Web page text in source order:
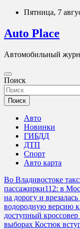
Перейти
содержимому
Пятница, 7
Auto Place
Автомобильный
Поиск
Поиск
Авто
Новинки
ГИБДД
ДТП
Спорт
Авто карта
Во Владивостоке
пассажирки112: в
на дорогу и
водородную версию к
доступный
выборах Костюк